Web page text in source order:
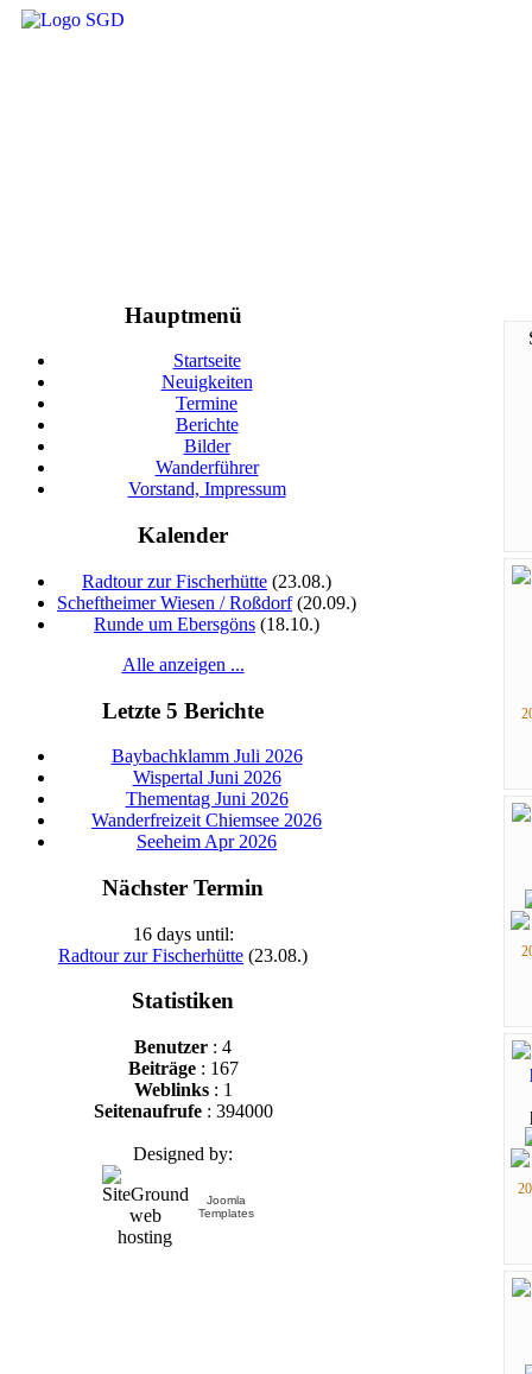
Hauptmenü
Startseite
Neuigkeiten
Termine
Berichte
Bilder
Wanderführer
Vorstand, Impressum
Kalender
Radtour zur Fischerhütte (23.08.)
Scheftheimer Wiesen / Roßdorf(20.09.)
Runde um Ebersgöns (18.10.)
Alle anzeigen ...
Letzte 5 Berichte
Baybachklamm Juli 2026
Wispertal Juni 2026
Thementag Juni 2026
Wanderfreizeit Chiemsee 2026
Seeheim Apr 2026
Nächster Termin
16 days until:
Radtour zur Fischerhütte (23.08.)
Statistiken
Benutzer : 4
Beiträge: 167
Weblinks: 1
Seitenaufrufe: 394000
Designed by:
Joomla
Templates